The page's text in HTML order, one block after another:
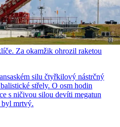
Za okamžik ohrozil raketou
silu čtyřkilový nástrčný
střely. O osm hodin
s ničivou silou devíti megatun
byl mrtvý.